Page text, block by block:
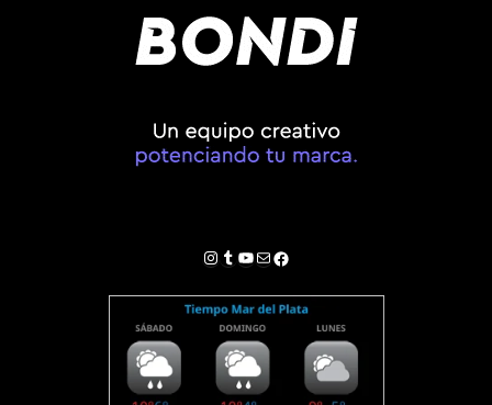
Instagram
Tumblr
YouTube
Correo electrónico
Facebook